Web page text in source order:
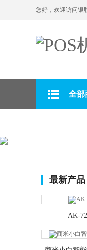
您好，欢迎访问银
全部
最新产品
AK-